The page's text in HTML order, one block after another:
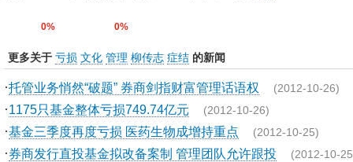
0% 0%
更多关于 亏损 文化 管理 柳传志 症结 的新闻
·托管业务悄然“破题” 券商剑指财富管理话语权 (2012-10-26)
·1175只基金整体亏损749.74亿元 (2012-10-26)
·基金三季度再度亏损 医药生物成增持重点 (2012-10-25)
·券商发行直投基金拟改备案制 管理团队允许跟投 (2012-10-